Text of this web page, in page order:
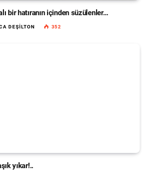
bir hatıranın içinden süzülenler…
DEŞILTON 352
yıkar!..